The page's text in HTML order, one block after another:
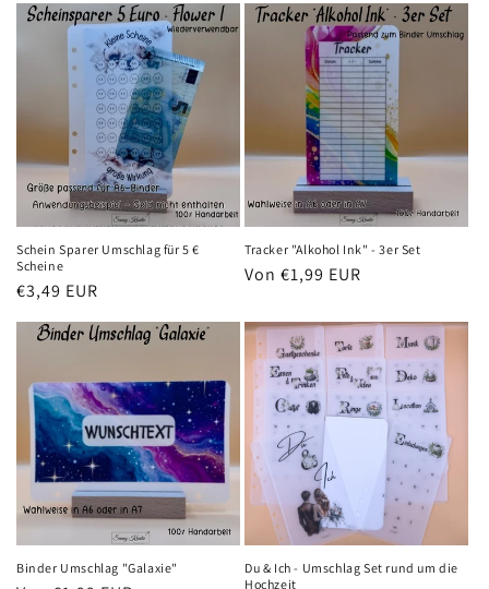
Schein Sparer Umschlag für 5 €
Scheine
Normaler
€3,49 EUR
Tracker "Alkohol Ink" - 3er Set
Normaler
Von €1,99 EUR
Binder Umschlag "Galaxie"
Du & Ich - Umschlag Set rund um die
Hochzeit